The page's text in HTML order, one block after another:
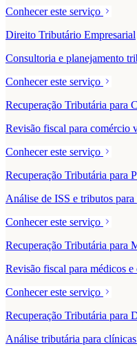
Conhecer este serviço
Direito Tributário Empresarial
Consultoria e planejamento
Conhecer este serviço
Recuperação Tributária para
Revisão fiscal para comércio
Conhecer este serviço
Recuperação Tributária para
Análise de ISS e tributos
Conhecer este serviço
Recuperação Tributária para
Revisão fiscal para médicos
Conhecer este serviço
Recuperação Tributária para
Análise tributária para